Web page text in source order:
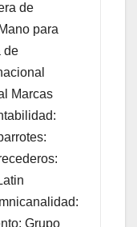
de
para
de
Marcas
Grupo